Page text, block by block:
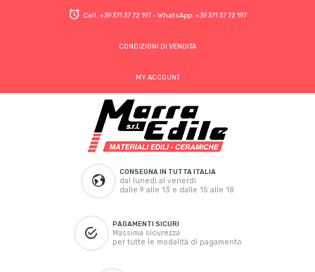
Cell. +39 371 37 72 197- WhatsApp. +39 371 37 72 197
CONDIZIONI DI VENDITA
MY ACCOUNT
CONSEGNA IN TUTTA ITALIA
dal lunedì al venerdì
dalle 9 alle 13 e dalle 15 alle 18
PAGAMENTI SICURI
Massima sicurezza
per tutte le modalità di pagamento